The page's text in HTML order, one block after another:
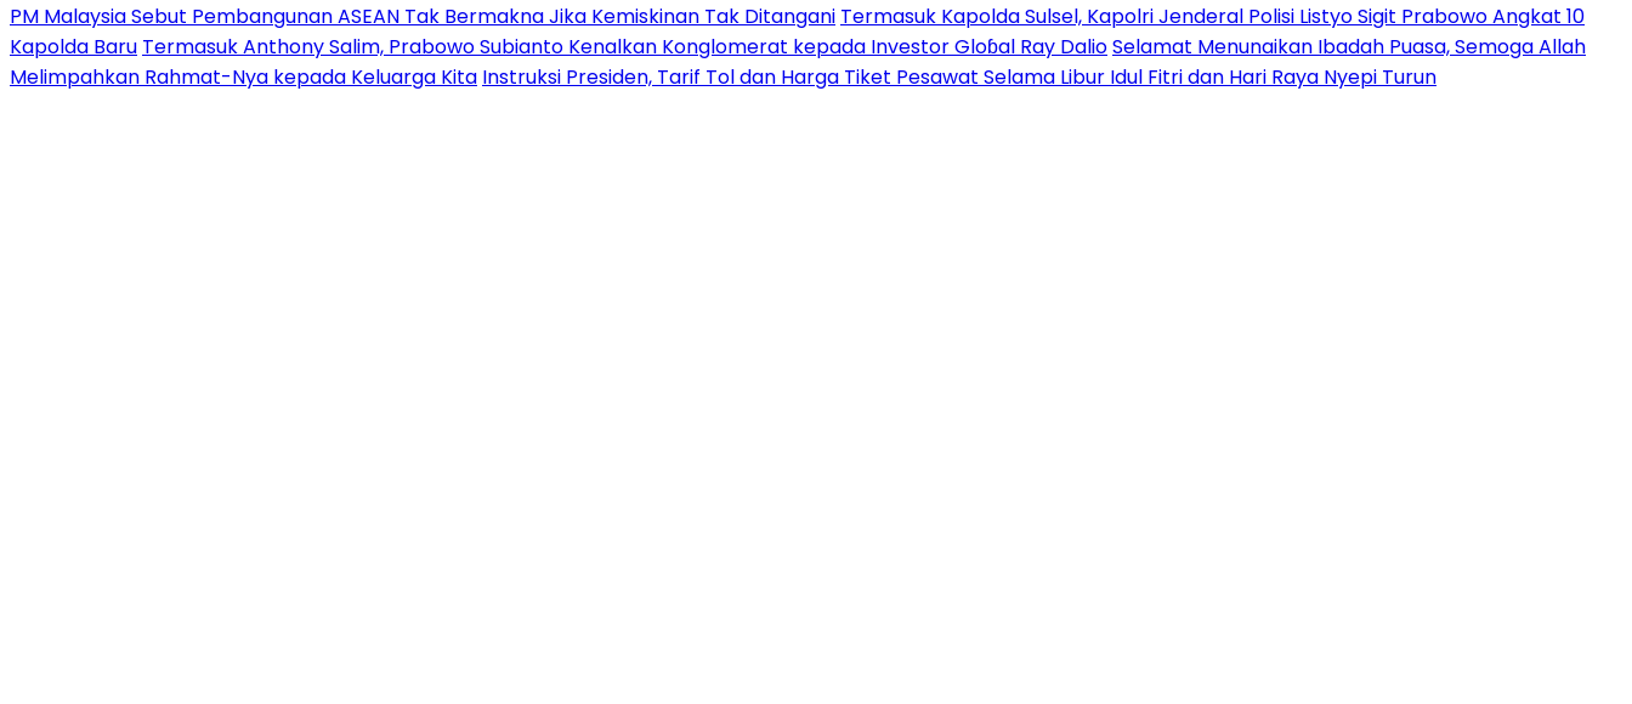
PM Malaysia Sebut Pembangunan ASEAN Tak Bermakna Jika Kemiskinan Tak Ditangani Termasuk Kapolda Sulsel, Kapolri Jenderal Polisi Listyo Sigit Prabowo Angkat 10
Kapolda Baru Termasuk Anthony Salim, Prabowo Subianto Kenalkan Konglomerat kepada Investor Gloɓal Ray DalioSelamat Menunaikan Ibadah Puasa, Semoga Allah
Melimpahkan Rahmat-Nya kepada Keluarga Kita Instruksi Presiden, Tarif Tol dan Harga Tiket Pesawat Selama Libur Idul Fitri dan Hari Raya Nyepi Turun